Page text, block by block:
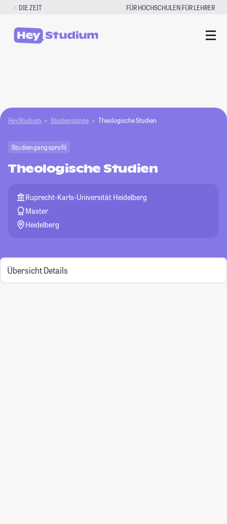
Zum
springen
DIE ZEIT FÜR HOCHSCHULEN|FÜR LEHRER
HeyStudium Studiengänge Theologische Studien
Studiengangsprofil
Theologische Studien
Ruprecht-Karls-Universität Heidelberg
Master
Heidelberg
Übersicht Details